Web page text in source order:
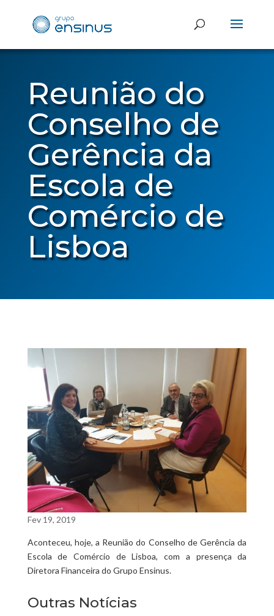
Reunião do
Conselho de
Gerência da
Escola de
Comércio de
Lisboa
Fev 19, 2019
Aconteceu, hoje, a Reunião do Conselho de Gerência da
Escola de Comércio de Lisboa, com a presença da
Diretora Financeira do Grupo Ensinus.
Outras Notícias